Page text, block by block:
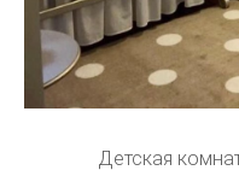
Детская